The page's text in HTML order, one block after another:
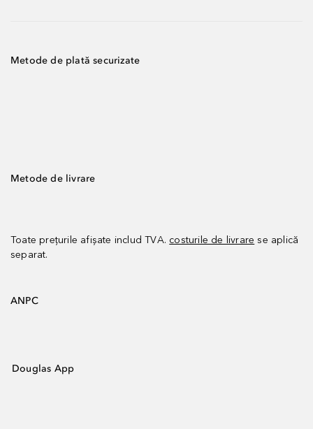
Metode de plată securizate
Metode de livrare
Toate prețurile afișate includ TVA. costurile de livrare se aplică
separat.
ANPC
Douglas App